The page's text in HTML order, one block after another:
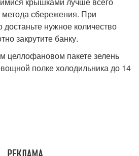
метода сбережения. При
нужное количество
закрутите банку.
целлофановом пакете зелень
полке холодильника до 14